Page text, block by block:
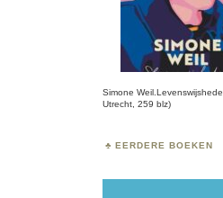
Simone
Utrecht, 259 blz)
EERDERE BOEKEN